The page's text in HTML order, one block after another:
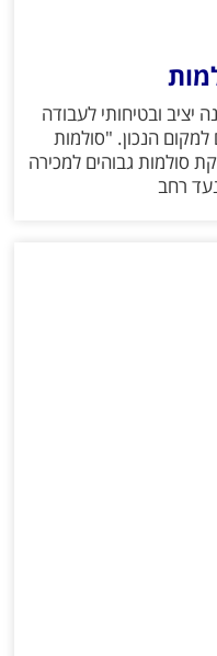
יציב ובטיחותי לעבודה
הנכון. "סולמות
סולמות גבוהים למכירה
רחב